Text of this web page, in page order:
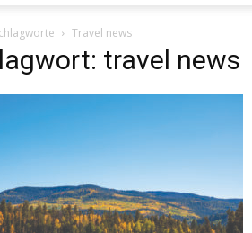
Travel news
travel news